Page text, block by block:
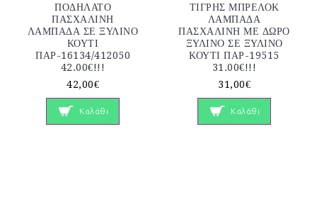
ΠΟΔΗΛΑΤΟ
ΠΑΣΧΑΛΙΝΗ
ΛΑΜΠΑΔΑ ΣΕ ΞΥΛΙΝΟ
ΚΟΥΤΙ
ΠΑΡ-16134/412050
42.00€!!!
42,00€
Καλάθι
ΤΙΓΡΗΣ ΜΠΡΕΛΟΚ
ΛΑΜΠΑΔΑ
ΠΑΣΧΑΛΙΝΗ ΜΕ ΔΩΡΟ
ΞΥΛΙΝΟ ΣΕ ΞΥΛΙΝΟ
ΚΟΥΤΙ ΠΑΡ-19515
31.00€!!!
31,00€
Καλάθι